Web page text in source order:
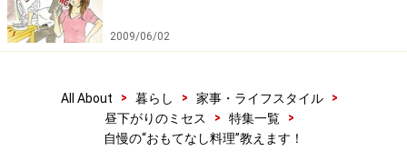
『手作りピザ』
生地を作るのがコツ!! トマトソースは市販でOK!
グ……以前我が家に女友達8人を招いて“手作りピザ・
ランチ”開催。好評でレシピを伝授……皆さんご自宅
で作りご家族に好評と嬉しい電話が届きました。
2009/06/02
All About > 暮らし > 家事・ライフスタイル
>
昼下がりのミセス
> 特集一覧
>
自慢の“おもてなし料理”教えます！